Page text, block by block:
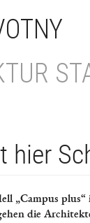
hier
„Campus
die